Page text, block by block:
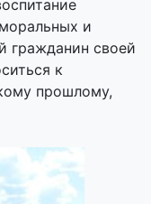
и
гражданин своей
к
прошлому,